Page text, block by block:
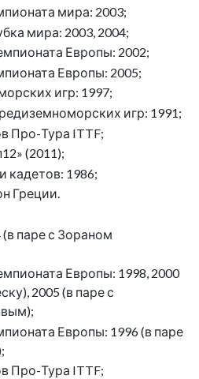
мира: 2003;
мира: 2003, 2004;
Европы: 2002;
Европы: 2005;
игр: 1997;
игр: 1991;
Про-Тура ITTF;
(2011);
кадетов: 1986;
Греции.
паре с Зораном
Европы: 1998, 2000
2005 (в паре с
Европы: 1996 (в паре
Про-Тура ITTF;